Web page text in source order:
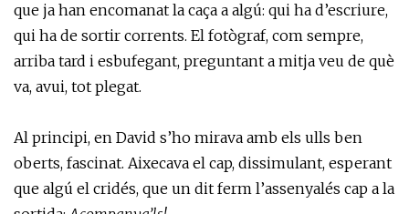
que ja han encomanat la caça a algú: qui ha d’escriure,
qui ha de sortir corrents. El fotògraf, com sempre,
arriba tard i esbufegant, preguntant a mitja veu de què
va, avui, tot plegat.
Al principi, en David s’ho mirava amb els ulls ben
oberts, fascinat. Aixecava el cap, dissimulant, esperant
que algú el cridés, que un dit ferm l’assenyalés cap a la